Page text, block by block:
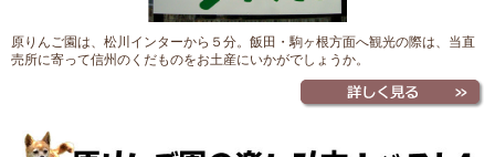
原りんご園は、松川インターから５分。飯田・駒ヶ根方面へ観光の際は、当直
売所に寄って信州のくだものをお土産にいかがでしょうか。